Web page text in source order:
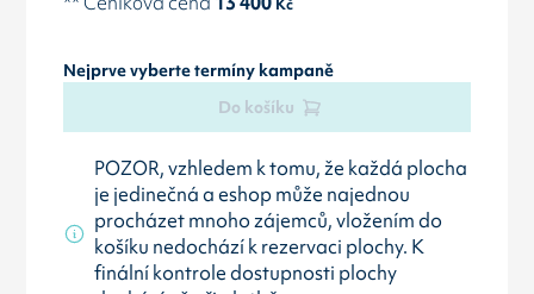
Kč
Nejprve vyberte termíny kampaně
Do košíku
POZOR, vzhledem k tomu, že každá plocha
je jedinečná a eshop může najednou
procházet mnoho zájemců, vložením do
košíku nedochází k rezervaci plochy. K
finální kontrole dostupnosti plochy